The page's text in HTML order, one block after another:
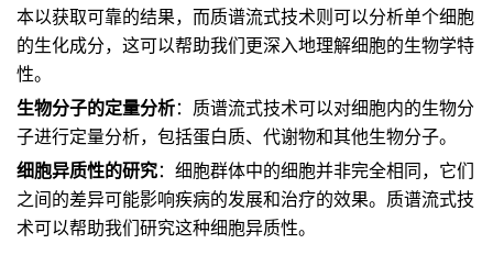
本以获取可靠的结果，而质谱流式技术则可以分析单个细胞
的生化成分，这可以帮助我们更深入地理解细胞的生物学特
性。
生物分子的定量分析： 质谱流式技术可以对细胞内的生物分
子进行定量分析，包括蛋白质、代谢物和其他生物分子。
细胞异质性的研究： 细胞群体中的细胞并非完全相同，它们
之间的差异可能影响疾病的发展和治疗的效果。质谱流式技
术可以帮助我们研究这种细胞异质性。